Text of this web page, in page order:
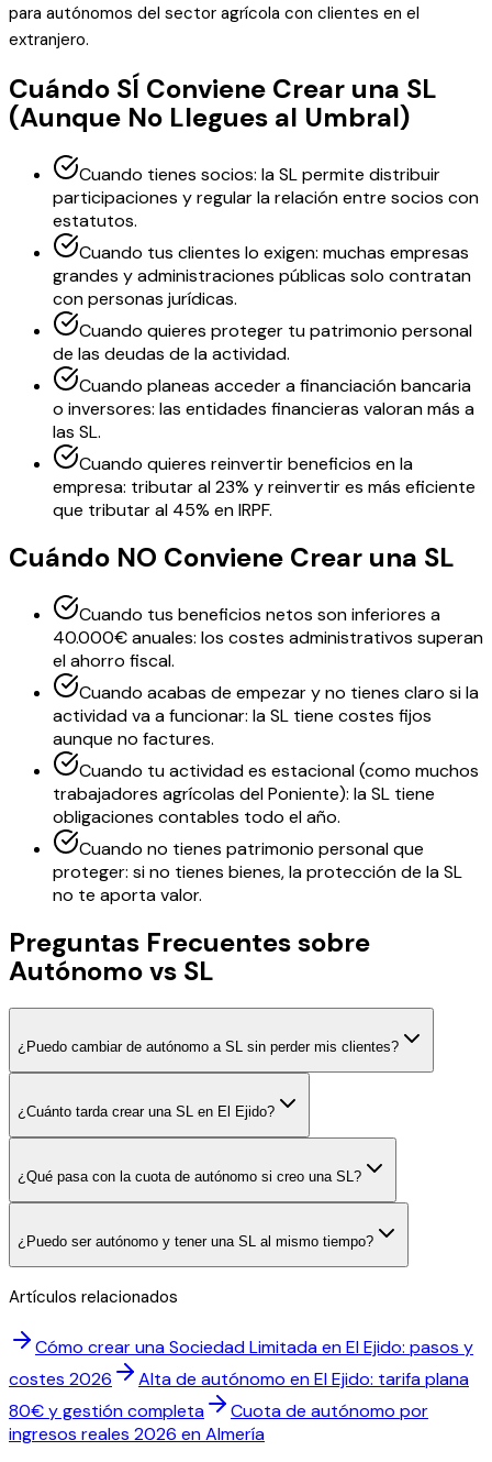
para autónomos del sector agrícola con clientes en el
extranjero.
Cuándo SÍ Conviene Crear una SL
(Aunque No Llegues al Umbral)
Cuando tienes socios: la SL permite distribuir
participaciones y regular la relación entre socios con
estatutos.
Cuando tus clientes lo exigen: muchas empresas
grandes y administraciones públicas solo contratan
con personas jurídicas.
Cuando quieres proteger tu patrimonio personal
de las deudas de la actividad.
Cuando planeas acceder a financiación bancaria
o inversores: las entidades financieras valoran más a
las SL.
Cuando quieres reinvertir beneficios en la
empresa: tributar al 23% y reinvertir es más eficiente
que tributar al 45% en IRPF.
Cuándo NO Conviene Crear una SL
Cuando tus beneficios netos son inferiores a
40.000€ anuales: los costes administrativos superan
el ahorro fiscal.
Cuando acabas de empezar y no tienes claro si la
actividad va a funcionar: la SL tiene costes fijos
aunque no factures.
Cuando tu actividad es estacional (como muchos
trabajadores agrícolas del Poniente): la SL tiene
obligaciones contables todo el año.
Cuando no tienes patrimonio personal que
proteger: si no tienes bienes, la protección de la SL
no te aporta valor.
Preguntas Frecuentes sobre
Autónomo vs SL
¿Puedo cambiar de autónomo a SL sin perder mis clientes?
¿Cuánto tarda crear una SL en El Ejido?
¿Qué pasa con la cuota de autónomo si creo una SL?
¿Puedo ser autónomo y tener una SL al mismo tiempo?
Artículos relacionados
Cómo crear una Sociedad Limitada en El Ejido: pasos y
costes 2026
Alta de autónomo en El Ejido: tarifa plana
80€ y gestión completa
Cuota de autónomo por
ingresos reales 2026 en Almería